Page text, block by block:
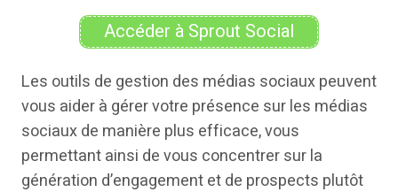
Accéder à Sprout Social
Les outils de gestion des médias sociaux peuvent
vous aider à gérer votre présence sur les médias
sociaux de manière plus efficace, vous
permettant ainsi de vous concentrer sur la
génération d’engagement et de prospects plutôt